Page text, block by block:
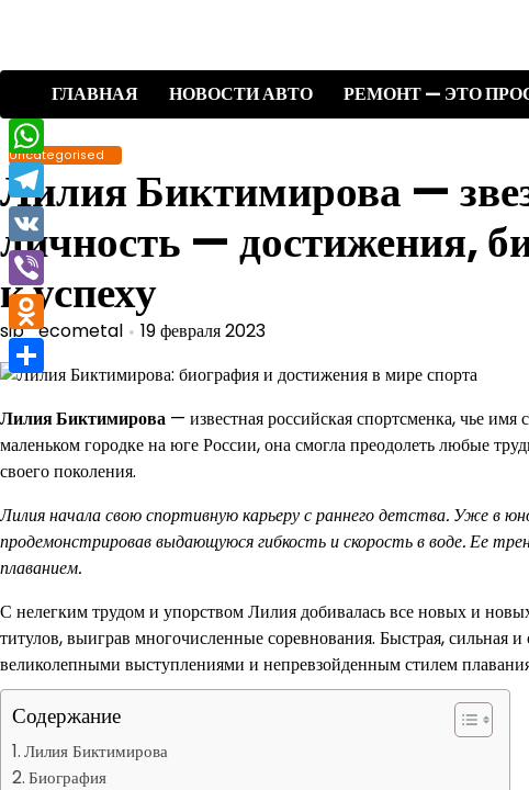
содержимому
ГЛАВНАЯ
НОВОСТИ АВТО РЕМОНТ — ЭТО
Uncategorised
Лилия Биктимирова —
личность — достижения,
к успеху
sib_ecometal 19 февраля 2023
Лилия Биктимирова — известная российская спортсменка, чье
маленьком городке на юге России, она смогла преодолеть любые
своего поколения.
Лилия начала свою спортивную карьеру с раннего детства. Уже в
продемонстрировав выдающуюся гибкость и скорость в воде. Ее
плаванием.
С нелегким трудом и упорством Лилия добивалась все новых и
титулов, выиграв многочисленные соревнования. Быстрая, сильная
великолепными выступлениями и непревзойденным стилем
Содержание
Лилия Биктимирова
Биография
WhatsApp
Telegram
VK
Viber
Odnoklassniki